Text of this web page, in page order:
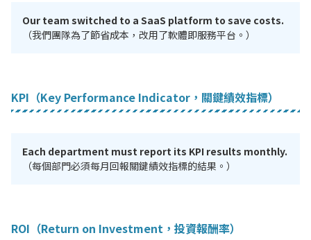
Our team switched to a SaaS platform to save costs.
（我們團隊為了節省成本，改用了軟體即服務平台。）
KPI（Key Performance Indicator，關鍵績效指標）
Each department must report its KPI results monthly.
（每個部門必須每月回報關鍵績效指標的結果。）
ROI（Return on Investment，投資報酬率）